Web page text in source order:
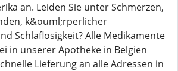
an. Leiden Sie unter Schmerzen,
k&ouml;rperlicher
Schlaflosigkeit? Alle Medikamente
in unserer Apotheke in Belgien
Lieferung an alle Adressen in